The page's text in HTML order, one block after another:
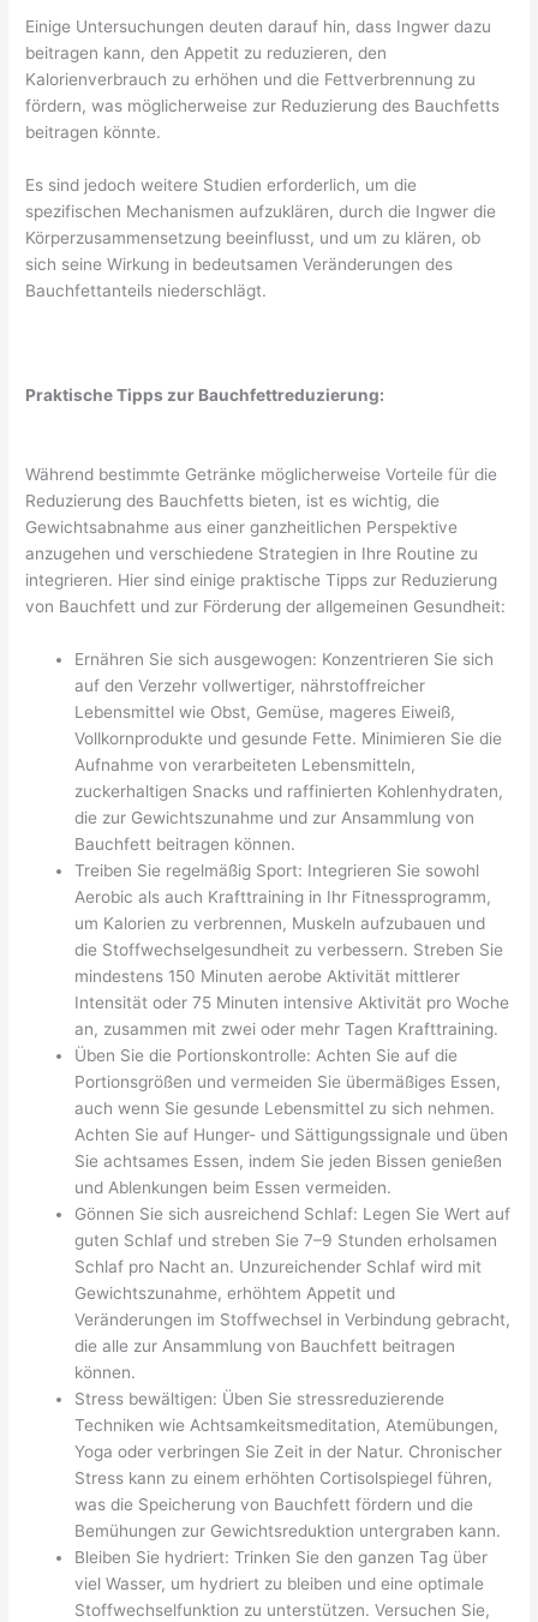
Einige Untersuchungen deuten darauf hin, dass Ingwer dazu
beitragen kann, den Appetit zu reduzieren, den
Kalorienverbrauch zu erhöhen und die Fettverbrennung zu
fördern, was möglicherweise zur Reduzierung des Bauchfetts
beitragen könnte.
Es sind jedoch weitere Studien erforderlich, um die
spezifischen Mechanismen aufzuklären, durch die Ingwer die
Körperzusammensetzung beeinflusst, und um zu klären, ob
sich seine Wirkung in bedeutsamen Veränderungen des
Bauchfettanteils niederschlägt.
Praktische Tipps zur Bauchfettreduzierung:
Während bestimmte Getränke möglicherweise Vorteile für die
Reduzierung des Bauchfetts bieten, ist es wichtig, die
Gewichtsabnahme aus einer ganzheitlichen Perspektive
anzugehen und verschiedene Strategien in Ihre Routine zu
integrieren. Hier sind einige praktische Tipps zur Reduzierung
von Bauchfett und zur Förderung der allgemeinen Gesundheit:
Ernähren Sie sich ausgewogen: Konzentrieren Sie sich
auf den Verzehr vollwertiger, nährstoffreicher
Lebensmittel wie Obst, Gemüse, mageres Eiweiß,
Vollkornprodukte und gesunde Fette. Minimieren Sie die
Aufnahme von verarbeiteten Lebensmitteln,
zuckerhaltigen Snacks und raffinierten Kohlenhydraten,
die zur Gewichtszunahme und zur Ansammlung von
Bauchfett beitragen können.
Treiben Sie regelmäßig Sport: Integrieren Sie sowohl
Aerobic als auch Krafttraining in Ihr Fitnessprogramm,
um Kalorien zu verbrennen, Muskeln aufzubauen und
die Stoffwechselgesundheit zu verbessern. Streben Sie
mindestens 150 Minuten aerobe Aktivität mittlerer
Intensität oder 75 Minuten intensive Aktivität pro Woche
an, zusammen mit zwei oder mehr Tagen Krafttraining.
Üben Sie die Portionskontrolle: Achten Sie auf die
Portionsgrößen und vermeiden Sie übermäßiges Essen,
auch wenn Sie gesunde Lebensmittel zu sich nehmen.
Achten Sie auf Hunger- und Sättigungssignale und üben
Sie achtsames Essen, indem Sie jeden Bissen genießen
und Ablenkungen beim Essen vermeiden.
Gönnen Sie sich ausreichend Schlaf: Legen Sie Wert auf
guten Schlaf und streben Sie 7–9 Stunden erholsamen
Schlaf pro Nacht an. Unzureichender Schlaf wird mit
Gewichtszunahme, erhöhtem Appetit und
Veränderungen im Stoffwechsel in Verbindung gebracht,
die alle zur Ansammlung von Bauchfett beitragen
können.
Stress bewältigen: Üben Sie stressreduzierende
Techniken wie Achtsamkeitsmeditation, Atemübungen,
Yoga oder verbringen Sie Zeit in der Natur. Chronischer
Stress kann zu einem erhöhten Cortisolspiegel führen,
was die Speicherung von Bauchfett fördern und die
Bemühungen zur Gewichtsreduktion untergraben kann.
Bleiben Sie hydriert: Trinken Sie den ganzen Tag über
viel Wasser, um hydriert zu bleiben und eine optimale
Stoffwechselfunktion zu unterstützen. Versuchen Sie,